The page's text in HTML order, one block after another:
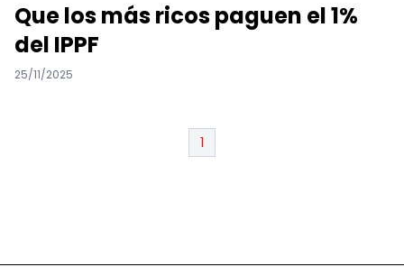
Que los más ricos paguen el 1%
del IPPF
25/11/2025
1